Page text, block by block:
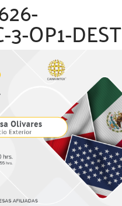
3-OP1-DEST